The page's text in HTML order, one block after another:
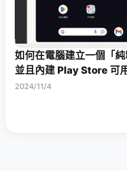
如何在電腦建立一個「
並且內建 Play Store 可
2024/11/4